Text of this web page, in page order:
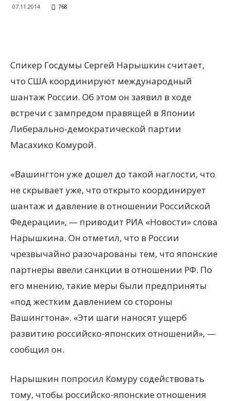
07.11.2014 768
Спикер Госдумы Сергей Нарышкин считает,
что США координируют международный
шантаж России. Об этом он заявил в ходе
встречи с зампредом правящей в Японии
Либерально-демократической партии
Масахико Комурой.
«Вашингтон уже дошел до такой наглости, что
не скрывает уже, что открыто координирует
шантаж и давление в отношении Российской
Федерации», — приводит РИА «Новости» слова
Нарышкина. Он отметил, что в России
чрезвычайно разочарованы тем, что японские
партнеры ввели санкции в отношении РФ. По
его мнению, такие меры были предприняты
«под жестким давлением со стороны
Вашингтона». «Эти шаги наносят ущерб
развитию российско-японских отношений», —
сообщил он.
Нарышкин попросил Комуру содействовать
тому, чтобы российско-японские отношения